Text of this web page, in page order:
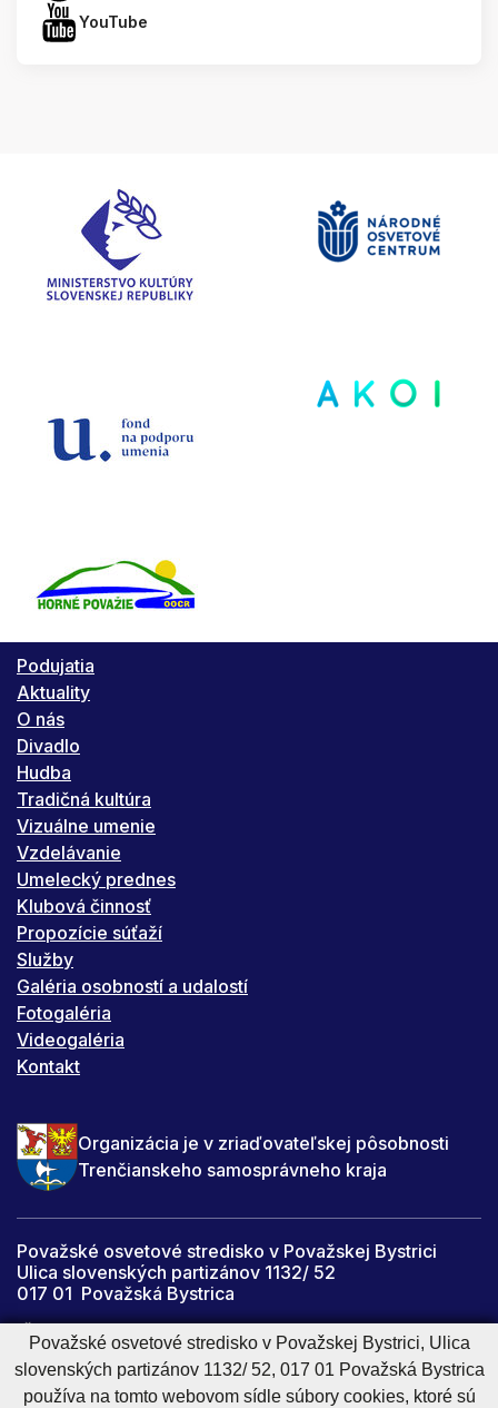
YouTube
Podujatia
Aktuality
O nás
Divadlo
Hudba
Tradičná kultúra
Vizuálne umenie
Vzdelávanie
Umelecký prednes
Klubová činnosť
Propozície súťaží
Služby
Galéria osobností a udalostí
Fotogaléria
Videogaléria
Kontakt
Organizácia je v zriaďovateľskej pôsobnosti
Trenčianskeho samosprávneho kraja
Považské osvetové stredisko v Považskej Bystrici
Ulica slovenských partizánov 1132/ 52
017 01 Považská Bystrica
IČO: 34059067
DIČ: 2021447142
Považské osvetové stredisko v Považskej Bystrici, Ulica
slovenských partizánov 1132/ 52, 017 01 Považská Bystrica
používa na tomto webovom sídle súbory cookies, ktoré sú